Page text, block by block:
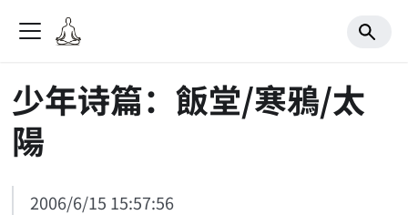
少年诗篇：飯堂/寒鴉/太
陽
2006/6/15 15:57:56